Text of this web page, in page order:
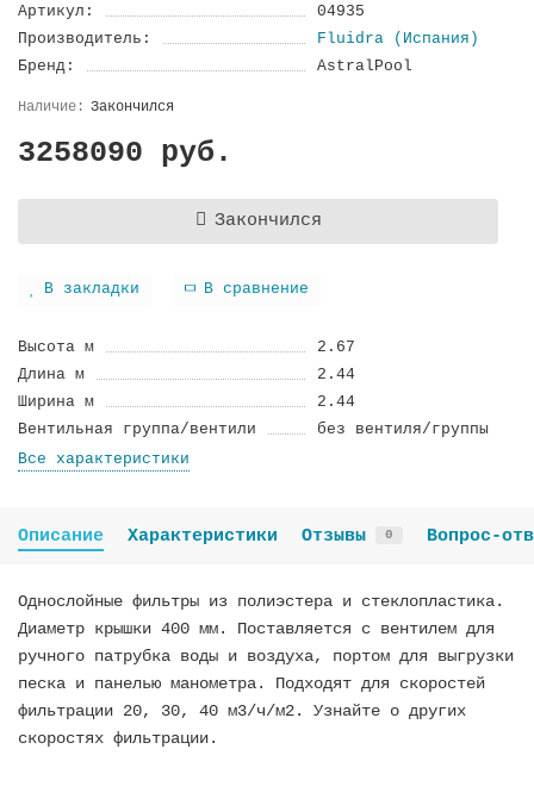
Артикул:
04935
Производитель:
Fluidra (Испания)
Бренд:
AstralPool
Закончился
3258090 руб.
Закончился
В закладки В сравнение
Высота м
2.67
Длина м
2.44
Ширина м
2.44
Вентильная группа/вентили
без вентиля/группы
Все характеристики
Описание Характеристики Отзывы 0 Вопрос-
Однослойные фильтры из полиэстера и стеклопластика.
Диаметр крышки 400 мм. Поставляется с вентилем для
ручного патрубка воды и воздуха, портом для выгрузки
песка и панелью манометра. Подходят для скоростей
фильтрации 20, 30, 40 м3/ч/м2. Узнайте о других
скоростях фильтрации.